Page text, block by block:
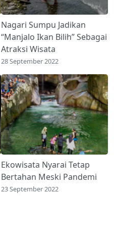
Nagari Sumpu Jadikan
“Manjalo Ikan Bilih” Sebagai
Atraksi Wisata
28 September 2022
Ekowisata Nyarai Tetap
Bertahan Meski Pandemi
23 September 2022